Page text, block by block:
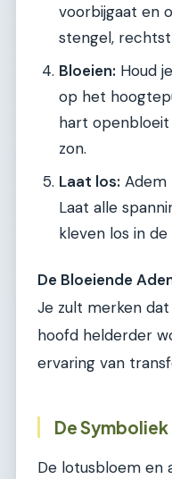
voorbijgaat en
stengel,
Bloeien: Houd
op het
hart
zon.
Laat los: Adem
Laat alle
kleven los in de
De Bloeiende
Je zult merken
hoofd helderder
ervaring van
De
De lotusbloem en